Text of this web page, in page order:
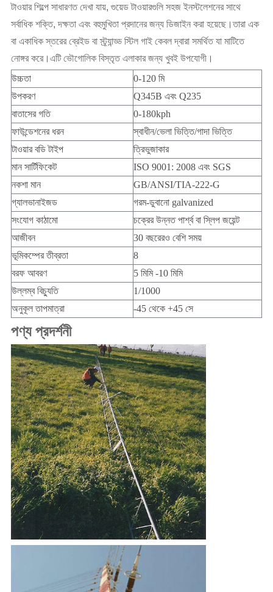
টাওয়ার শিল্পে সাধারণত দেখা যায়, গুয়েড টাওয়ারগুলি সহজ ইনস্টলেশনের সাথে
সর্বাধিক শক্তি, দক্ষতা এবং বহুমুখিতা প্রদানের জন্য ডিজাইন করা হয়েছে।তারা এক
বা একাধিক স্তরের ব্রেইড বা স্ট্র্যান্ড্ড স্টিল গাই কেবল দ্বারা সমর্থিত যা মাটিতে
নোঙ্গর করে।এটি ভৌগোলিক বিস্তৃত এলাকার জন্য খুবই উপযোগী।
উচ্চতা
0-120 মি
উপকরণ
Q345B এবং Q235
বাতাসের গতি
0-180kph
ফাউন্ডেশনের ধরন
স্বাধীন/ভেলা ভিত্তি/গাদা ভিত্তি
টাওয়ার বডি টাইপ
ত্রিভুজাকার
মান সার্টিফিকেট
ISO 9001: 2008 এবং SGS
নকশা মান
GB/ANSI/TIA-222-G
গ্যালভানাইজড
গরম-ডুবানো galvanized
সংযোগ কাঠামো
চক্রের উন্নত পার্শ্ব বা স্লিপ জয়েন্ট
আজীবন
30 বছরেরও বেশি সময়
ভূমিকম্পের তীব্রতা
8
বরফ আবরণ
5 মিমি -10 মিমি
উল্লম্ব বিচ্যুতি
1/1000
অনুকূল তাপমাত্রা
-45 থেকে +45 সে
পণ্য প্রদর্শনী